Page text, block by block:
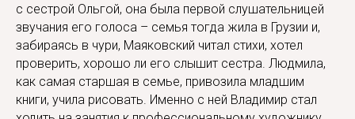
с сестрой Ольгой, она была первой слушательницей
звучания его голоса – семья тогда жила в Грузии и,
забираясь в чури, Маяковский читал стихи, хотел
проверить, хорошо ли его слышит сестра. Людмила,
как самая старшая в семье, привозила младшим
книги, учила рисовать. Именно с ней Владимир стал